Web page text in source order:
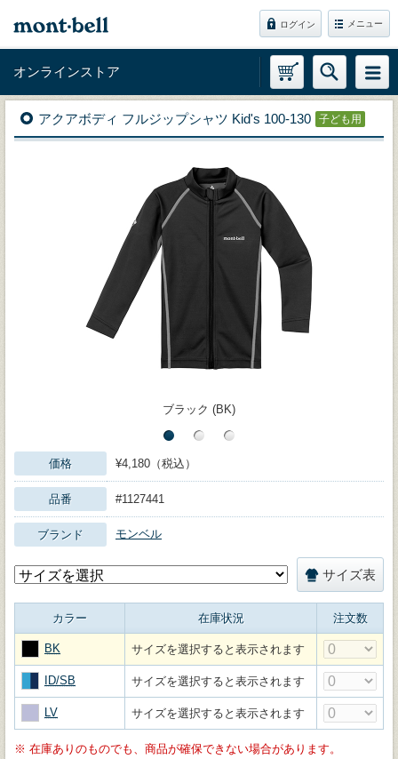
ログイン メニュー
オンラインストア
アクアボディ フルジップシャツ Kid's 100-130 子ども用
ブラック (BK)
価格 ¥4,180（税込）
品番 #1127441
ブランド モンベル
サイズ表
カラー 在庫状況 注文数
BK サイズを選択すると表示されます
ID/SB サイズを選択すると表示されます
LV サイズを選択すると表示されます
※ 在庫ありのものでも、商品が確保できない場合があります。